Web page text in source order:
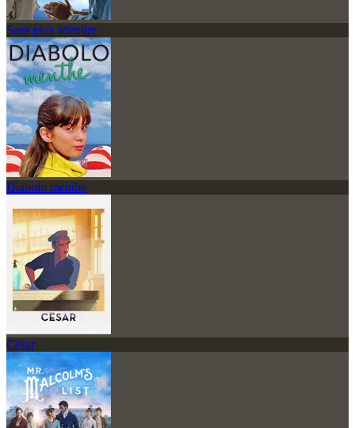
Sans plus attendre
Diabolo menthe
César